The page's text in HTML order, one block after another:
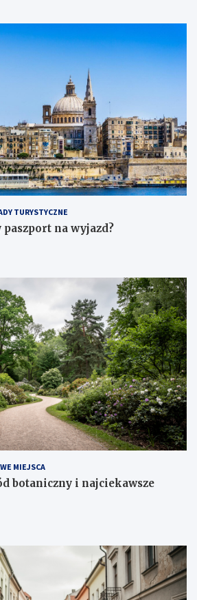
TURYSTYCZNE
na wyjazd?
MIEJSCA
botaniczny i najciekawsze